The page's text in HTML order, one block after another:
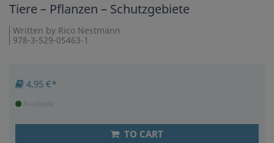
Tiere – Pflanzen – Schutzgebiete
Written by Rico Nestmann
978-3-529-05463-1
4,95 €*
Available
TO CART